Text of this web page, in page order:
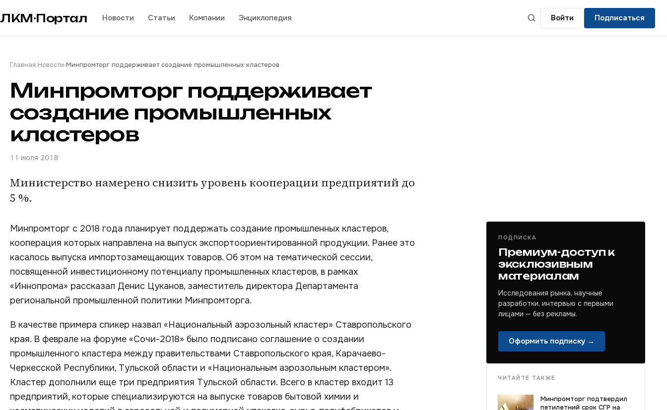
ЛКМ·Портал Новости Статьи Компании Энциклопедия Войти Подписаться
Главная›Новости›Минпромторг поддерживает создание промышленных кластеров
Минпромторг поддерживает
создание промышленных
кластеров
11 июля 2018
Министерство намерено снизить уровень кооперации предприятий до
5 %.
Минпромторг с 2018 года планирует поддержать создание промышленных кластеров,
кооперация которых направлена на выпуск экспортоориентированной продукции. Ранее это
касалось выпуска импортозамещающих товаров. Об этом на тематической сессии,
посвященной инвестиционному потенциалу промышленных кластеров, в рамках
«Иннопрома» рассказал Денис Цуканов, заместитель директора Департамента
региональной промышленной политики Минпромторга.
В качестве примера спикер назвал «Национальный аэрозольный кластер» Ставропольского
края. В феврале на форуме «Сочи-2018» было подписано соглашение о создании
промышленного кластера между правительствами Ставропольского края, Карачаево-
Черкесской Республики, Тульской области и «Национальным аэрозольным кластером».
Кластер дополнили еще три предприятия Тульской области. Всего в кластер входит 13
предприятий, которые специализируются на выпуске товаров бытовой химии и
ПОДПИСКА
Премиум-доступ к
эксклюзивным
материалам
Исследования рынка, научные
разработки, интервью с первыми
лицами — без рекламы.
Оформить подписку →
ЧИТАЙТЕ ТАКЖЕ
Минпромторг подтвердил
пятилетний срок СГР на